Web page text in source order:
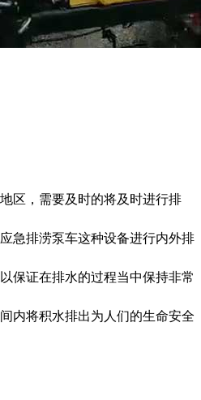
，需要及时的将及时进行排
急排涝泵车这种设备进行内外排
保证在排水的过程当中保持非常
内将积水排出为人们的生命安全